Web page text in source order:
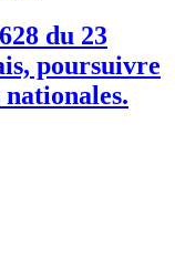
du 23
poursuivre
nationales.